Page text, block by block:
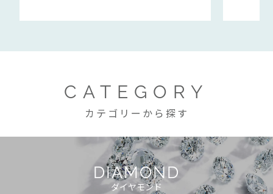
CATEGORY
カテゴリーから探す
DIAMOND
ダイヤモンド